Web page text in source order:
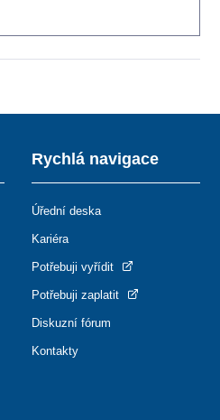
Rychlá navigace
Úřední deska
Kariéra
Potřebuji vyřídit
Potřebuji zaplatit
Diskuzní fórum
Kontakty